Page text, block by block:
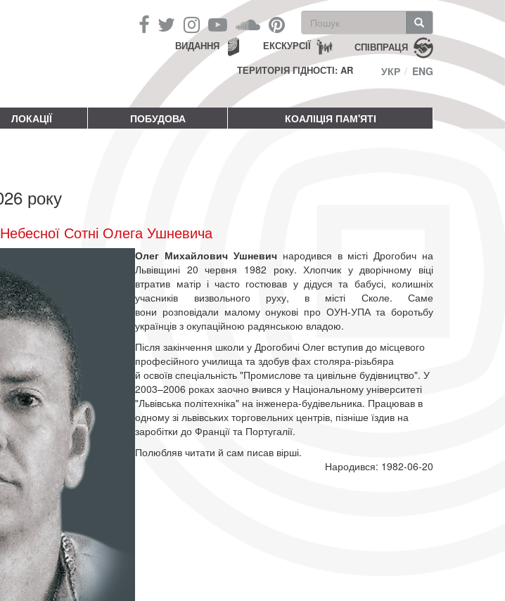
Пошукова
форма
Пошук СПІВПРАЦЯ
ЕКСКУРСІЇ
ВИДАННЯ
ТЕРИТОРІЯ ГІДНОСТІ: AR
УКР ENG
ЛОКАЦІЇ ПОБУДОВА КОАЛІЦІЯ ПАМ'ЯТІ
року
Сотні Олега Ушневича
Олег Михайлович Ушневичнародився в місті Дрогобич на
Львівщині 20 червня 1982 року. Хлопчик у дворічному віці
втратив матір і часто гостював у дідуся та бабусі, колишніх
учасників визвольного руху, в місті Сколе. Саме
вони розповідали малому онукові про ОУН-УПА та боротьбу
українців з окупаційною радянською владою.
Після закінчення школи у Дрогобичі Олег вступив до місцевого
професійного училища та здобув фах столяра-різьбяра
й освоїв спеціальність "Промислове та цивільне будівництво". У
2003–2006 роках заочно вчився у Національному університеті
"Львівська політехніка" на інженера-будівельника. Працював в
одному зі львівських торговельних центрів, пізніше їздив на
заробітки до Франції та Португалії.
Полюбляв читати й сам писав вірші.
Народився: 1982-06-20